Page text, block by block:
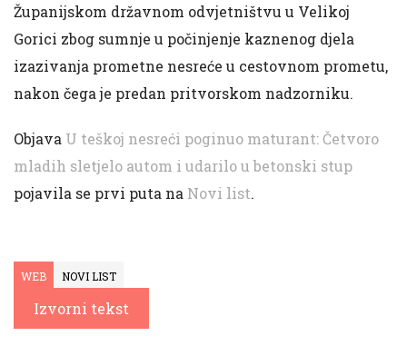
Županijskom državnom odvjetništvu u Velikoj
Gorici zbog sumnje u počinjenje kaznenog djela
izazivanja prometne nesreće u cestovnom prometu,
nakon čega je predan pritvorskom nadzorniku.
Objava U teškoj nesreći poginuo maturant: Četvoro
mladih sletjelo autom i udarilo u betonski stup
pojavila se prvi puta na Novi list.
WEB NOVI LIST
Izvorni tekst